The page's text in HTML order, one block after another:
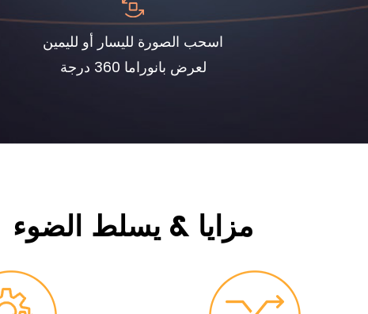
اسحب الصورة لليسار أو لليمين
لعرض بانوراما 360 درجة
مزايا & يسلط الضوء